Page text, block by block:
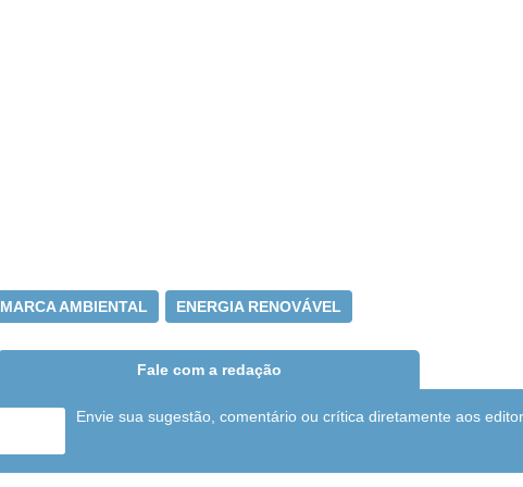
MARCA AMBIENTAL ENERGIA RENOVÁVEL
Fale com a redação
Envie sua sugestão, comentário ou crítica diretamente aos